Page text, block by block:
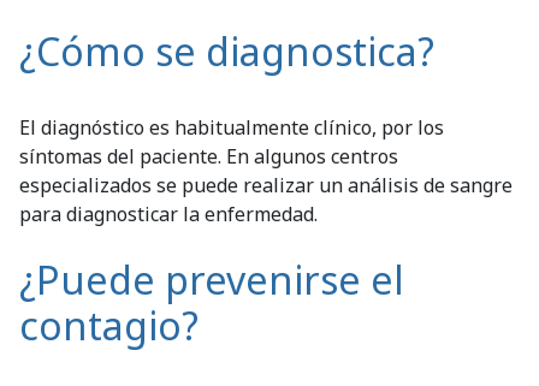
¿Cómo se diagnostica?
El diagnóstico es habitualmente clínico, por los
síntomas del paciente. En algunos centros
especializados se puede realizar un análisis de sangre
para diagnosticar la enfermedad.
¿Puede prevenirse el
contagio?